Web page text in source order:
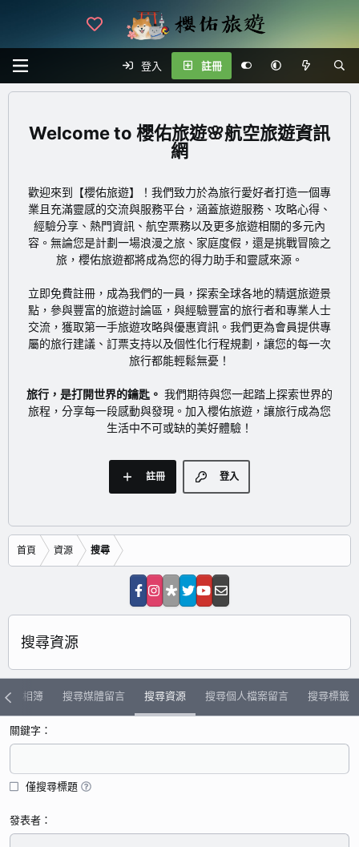
登入 註冊
櫻佑旅遊🌸航空旅遊資訊
網
歡迎來到【櫻佑旅遊】！我們致力於為旅行愛好者打造一個專
業且充滿靈感的交流與服務平台，涵蓋旅遊服務、攻略心得、
經驗分享、熱門資訊、航空票務以及更多旅遊相關的多元內
容。無論您是計劃一場浪漫之旅、家庭度假，還是挑戰冒險之
旅，櫻佑旅遊都將成為您的得力助手和靈感來源。
立即免費註冊 ，成為我們的一員，探索全球各地的精選旅遊景
點，參與豐富的旅遊討論區，與經驗豐富的旅行者和專業人士
交流，獲取第一手旅遊攻略與優惠資訊。我們更為會員提供專
屬的旅行建議、訂票支持以及個性化行程規劃，讓您的每一次
旅行都能輕鬆無憂！
旅行，是打開世界的鑰匙。 我們期待與您一起踏上探索世界的
旅程，分享每一段感動與發現。加入櫻佑旅遊，讓旅行成為您
生活中不可或缺的美好體驗！
登入
註冊
首頁 資源 搜尋
搜尋資源
搜尋相簿 搜尋媒體留言 搜尋資源 搜尋個人檔案留言 搜尋標籤
關鍵字
僅搜尋標題
發表者